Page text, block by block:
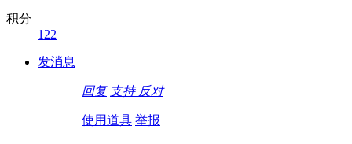
积分
122
发消息
回复 支持 反对
使用道具 举报